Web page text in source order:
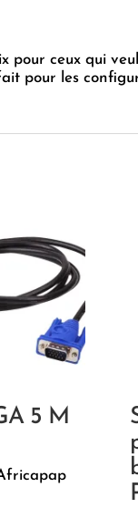
pour ceux qui
pour les
5 M